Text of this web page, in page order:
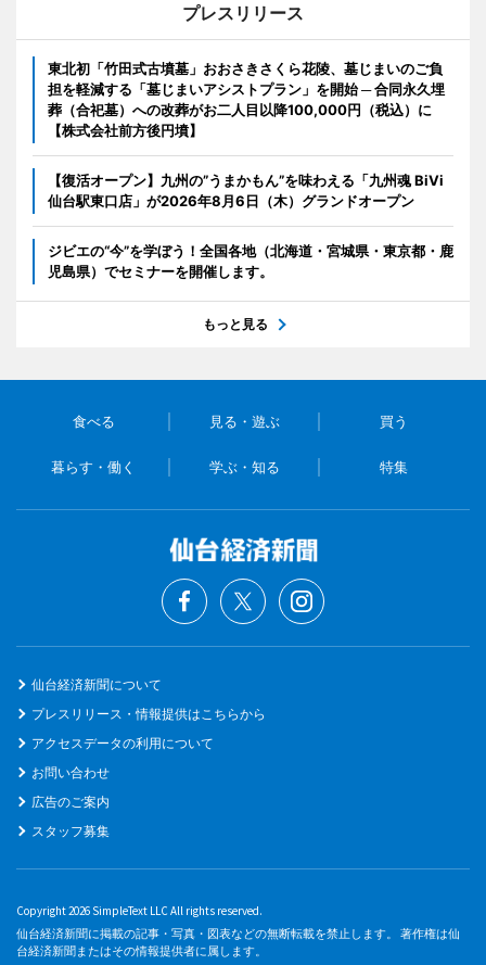
プレスリリース
東北初「竹田式古墳墓」おおさきさくら花陵、墓じまいのご負
担を軽減する「墓じまいアシストプラン」を開始 ─ 合同永久埋
葬（合祀墓）への改葬がお二人目以降100,000円（税込）に
【株式会社前方後円墳】
【復活オープン】九州の”うまかもん”を味わえる「九州魂 BiVi
仙台駅東口店」が2026年8月6日（木）グランドオープン
ジビエの“今”を学ぼう！全国各地（北海道・宮城県・東京都・鹿
児島県）でセミナーを開催します。
もっと見る
食べる 見る・遊ぶ 買う
暮らす・働く 学ぶ・知る 特集
仙台経済新聞について
プレスリリース・情報提供はこちらから
アクセスデータの利用について
お問い合わせ
広告のご案内
スタッフ募集
Copyright 2026 SimpleText LLC All rights reserved.
仙台経済新聞に掲載の記事・写真・図表などの無断転載を禁止します。 著作権は仙
台経済新聞またはその情報提供者に属します。